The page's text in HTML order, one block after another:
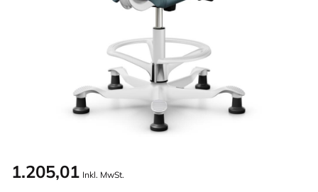
1.205,01 Inkl. MwSt.